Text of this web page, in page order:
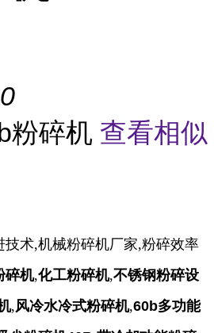
粉碎机 查看相似
术,机械粉碎机厂家,粉碎效率
碎机,化工粉碎机,不锈钢粉碎设
,风冷水冷式粉碎机,60b多功能